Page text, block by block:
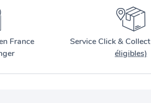
France
Service Click & Collect
éligibles)